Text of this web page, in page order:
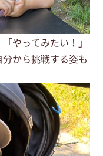
やってみたい！」
から挑戦する姿も